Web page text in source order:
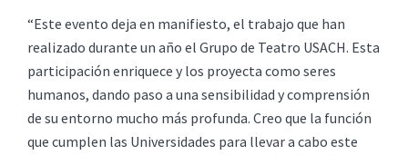
“Este evento deja en manifiesto, el trabajo que han
realizado durante un año el Grupo de Teatro USACH. Esta
participación enriquece y los proyecta como seres
humanos, dando paso a una sensibilidad y comprensión
de su entorno mucho más profunda. Creo que la función
que cumplen las Universidades para llevar a cabo este